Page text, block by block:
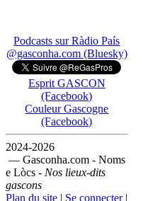
Podcasts sur Ràdio País
@gasconha.com (Bluesky)
Esprit GASCON
(Facebook)
Couleur Gascogne
(Facebook)
2024-2026
— Gasconha.com - Noms
e Lòcs - Nos lieux-dits
gascons
Plan du site | Se connecter|